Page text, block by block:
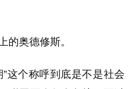
的奥德修斯。
这个称呼到底是不是社会